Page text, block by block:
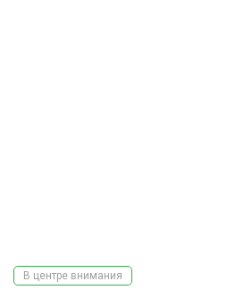
В центре внимания